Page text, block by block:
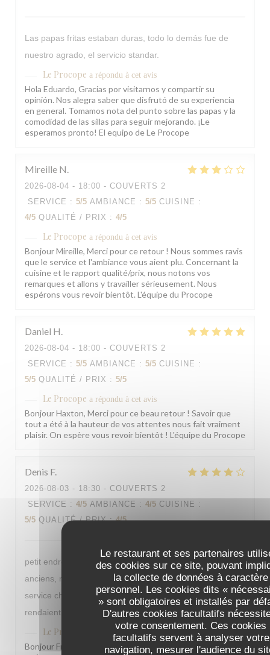
Le restaurant et ses partenaires
des cookies sur ce site, pouvant
la collecte de données à caractère
personnel. Les cookies dits «
» sont obligatoires et installés par
D'autres cookies facultatifs
votre consentement. Ces cookies
facultatifs servent à analyser votre
navigation, mesurer l'audience du
Las papas fritas estaban duras, todo lo demás fue de
nuestro agrado, el servicio standar.
Le Procope a répondu à cet avis
Hola Eduardo, Gracias por visitarnos y compartir su
opinión. Nos alegra saber que disfrutó de su experiencia
en general. Tomamos nota del punto sobre las papas y la
comodidad de las sillas para seguir mejorando. ¡Le
esperamos pronto! El equipo de Le Procope
Mireille N
2026-08-04 - 18:00 - COUVERTS 2
SERVICE : 5/5 AMBIANCE : 5/5 CUISINE :
4/5 QUALITÉ / PRIX : 4/5
Le Procope a répondu à cet avis
Bonjour Mireille, Merci pour ce retour ! Nous sommes ravis
que le service et l'ambiance vous aient plu. Concernant la
cuisine et le rapport qualité/prix, nous notons vos
remarques et allons y travailler sérieusement. Nous
espérons vous revoir bientôt. L'équipe du Procope
Daniel H
2026-08-04 - 18:00 - COUVERTS 2
SERVICE : 5/5 AMBIANCE : 5/5 CUISINE :
5/5 QUALITÉ / PRIX : 5/5
Le Procope a répondu à cet avis
Bonjour Haxton, Merci pour ce beau retour ! Savoir que
tout a été à la hauteur de vos attentes nous fait vraiment
plaisir. On espère vous revoir bientôt ! L'équipe du Procope
Denis F
2026-08-03 - 18:30 - COUVERTS 2
SERVICE : 4/5 AMBIANCE : 4/5 CUISINE :
5/5 QUALITÉ / PRIX: 4/5
petit endroit sympathique, qui rappelle un peu les temps
anciens, mais surtout de très bons plats ; accueil et
service chaleureux ; Voltaire, Diderot et Napoléon s'y
rendaient déjà, alors pourquoi pas vous ?
Le Procope a répondu à cet avis
Bonjour Friedrich, Merci pour ce retour qui nous fait